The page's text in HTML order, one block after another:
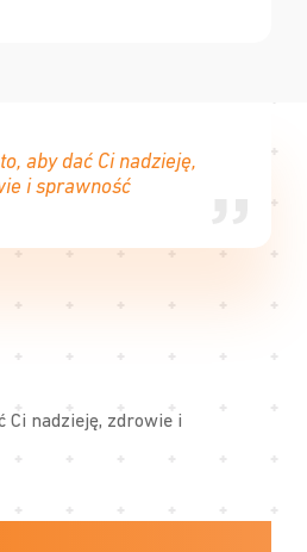
aby dać Ci nadzieję,
i sprawność
Ci nadzieję, zdrowie i